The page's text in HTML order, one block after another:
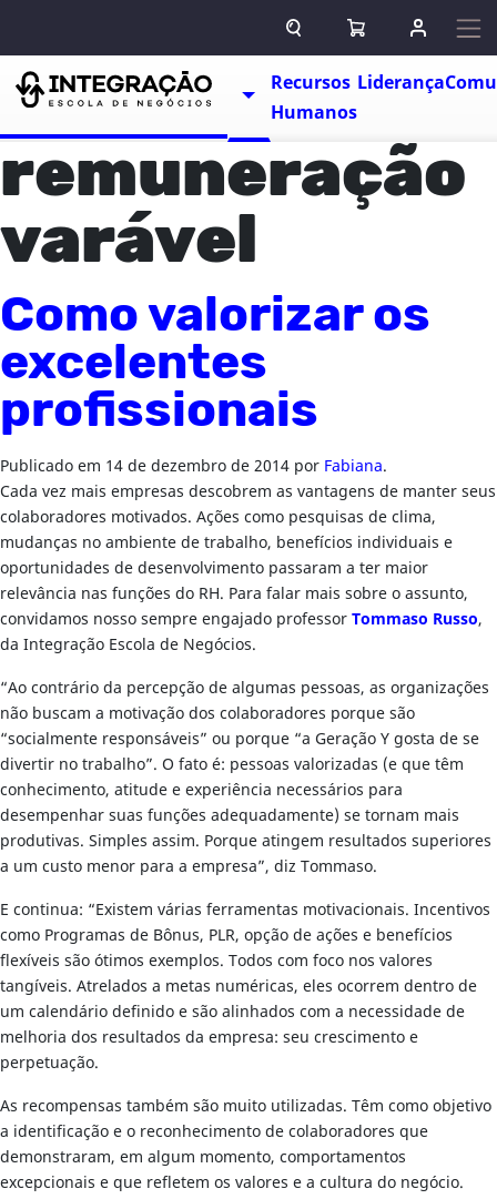
ABRIR CAMPO DE BUSCA
ABRIR CARRINHO
ENTRAR
Escolas
TOGGLE DROPDOWN
Recursos
Humanos
Liderança
remuneração
varável
Como valorizar os
excelentes
profissionais
Publicado em 14 de dezembro de 2014 por Fabiana.
Cada vez mais empresas descobrem as vantagens de manter seus
colaboradores motivados. Ações como pesquisas de clima,
mudanças no ambiente de trabalho, benefícios individuais e
oportunidades de desenvolvimento passaram a ter maior
relevância nas funções do RH. Para falar mais sobre o assunto,
convidamos nosso sempre engajado professorTommaso Russo,
da Integração Escola de Negócios.
“Ao contrário da percepção de algumas pessoas, as organizações
não buscam a motivação dos colaboradores porque são
“socialmente responsáveis” ou porque “a Geração Y gosta de se
divertir no trabalho”. O fato é: pessoas valorizadas (e que têm
conhecimento, atitude e experiência necessários para
desempenhar suas funções adequadamente) se tornam mais
produtivas. Simples assim. Porque atingem resultados superiores
a um custo menor para a empresa”, diz Tommaso.
E continua: “Existem várias ferramentas motivacionais. Incentivos
como Programas de Bônus, PLR, opção de ações e benefícios
flexíveis são ótimos exemplos. Todos com foco nos valores
tangíveis. Atrelados a metas numéricas, eles ocorrem dentro de
um calendário definido e são alinhados com a necessidade de
melhoria dos resultados da empresa: seu crescimento e
perpetuação.
As recompensas também são muito utilizadas. Têm como objetivo
a identificação e o reconhecimento de colaboradores que
demonstraram, em algum momento, comportamentos
excepcionais e que refletem os valores e a cultura do negócio.